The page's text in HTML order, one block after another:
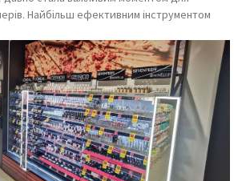
Найбільш ефективним інструментом